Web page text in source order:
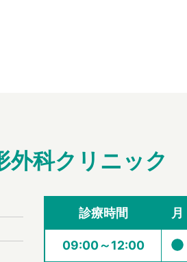
外科クリニック
診療時間 月
09:00～12:00